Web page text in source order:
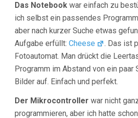
Das Notebook war einfach zu
ich selbst ein passendes
aber nach kurzer Suche etwas
Aufgabe erfüllt: Cheese
. Das ist
Fotoautomat. Man drückt die
Programm im Abstand von ein paar
Bilder auf. Einfach und perfekt.
Der Mikrocontroller war nicht
programmieren, aber ich hatte